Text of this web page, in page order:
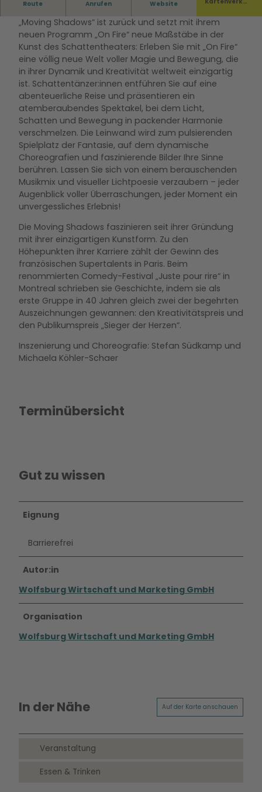
Route Anrufen Website
„Moving Shadows“ ist zurück und setzt mit ihrem
neuen Programm „On Fire“ neue Maßstäbe in der
Kunst des Schattentheaters: Erleben Sie mit „On Fire“
eine völlig neue Welt voller Magie und Bewegung, die
in ihrer Dynamik und Kreativität weltweit einzigartig
ist. Schattentänzer:innen entführen Sie auf eine
abenteuerliche Reise und präsentieren ein
atemberaubendes Spektakel, bei dem Licht,
Schatten und Bewegung in packender Harmonie
verschmelzen. Die Leinwand wird zum pulsierenden
Spielplatz der Fantasie, auf dem dynamische
Choreografien und faszinierende Bilder Ihre Sinne
berühren. Lassen Sie sich von einem berauschenden
Musikmix und visueller Lichtpoesie verzaubern – jeder
Augenblick voller Überraschungen, jeder Moment ein
unvergessliches Erlebnis!
Die Moving Shadows faszinieren seit ihrer Gründung
mit ihrer einzigartigen Kunstform. Zu den
Höhepunkten ihrer Karriere zählt der Gewinn des
französischen Supertalents in Paris. Beim
renommierten Comedy-Festival „Juste pour rire“ in
Montreal schrieben sie Geschichte, indem sie als
erste Gruppe in 40 Jahren gleich zwei der begehrten
Auszeichnungen gewannen: den Kreativitätspreis und
den Publikumspreis „Sieger der Herzen“.
Inszenierung und Choreografie: Stefan Südkamp und
Michaela Köhler-Schaer
Terminübersicht
Gut zu wissen
Eignung
Barrierefrei
Autor:in
Wolfsburg Wirtschaft und Marketing GmbH
Organisation
Wolfsburg Wirtschaft und Marketing GmbH
In der Nähe Auf der Karte anschauen
Veranstaltung
Essen & Trinken